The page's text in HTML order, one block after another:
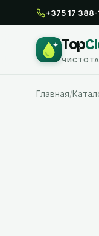
+375 17
Top
ЧИСТОТА
Главная/